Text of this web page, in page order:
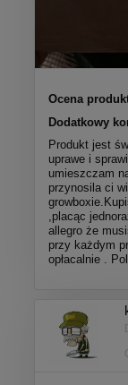
Ocena
Dodatkowy
Produkt jest
uprawe i
umieszczam
przynosila ci
,placąc
allegro że
przy każdym
opłacalnie .